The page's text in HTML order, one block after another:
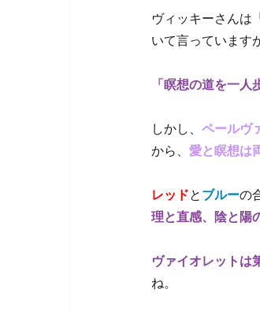
ヴィッキーさんは
いて言っています
「瞑想の道を一人
しかし、 ペールヴ
から、 愛と瞑想は
レッドと ブルーの
理と直感、陰と陽
ヴァイオレットは
ね。